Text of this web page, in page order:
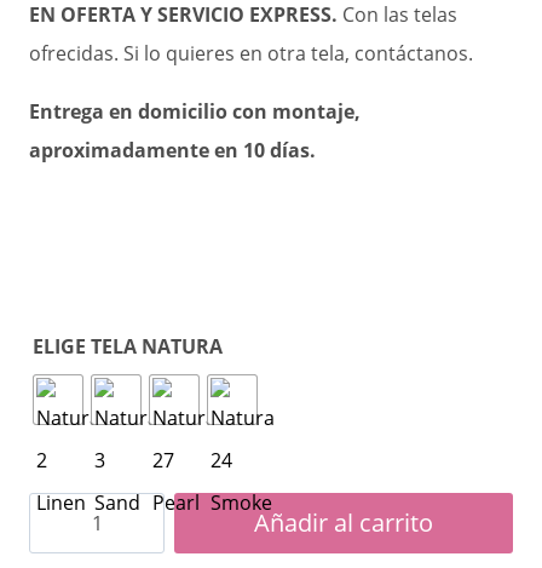
EN OFERTA Y SERVICIO EXPRESS. Con las telas
ofrecidas. Si lo quieres en otra tela, contáctanos.
Entrega en domicilio con montaje,
aproximadamente en 10 días.
ELIGE TELA NATURA
Sofá
cama
Añadir al carrito